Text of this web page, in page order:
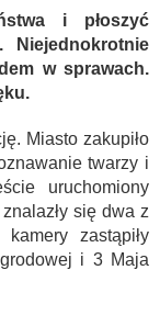
i płoszyć
Niejednokrotnie
w sprawach.
Miasto zakupiło
twarzy i
uruchomiony
się dwa z
zastąpiły
i 3 Maja